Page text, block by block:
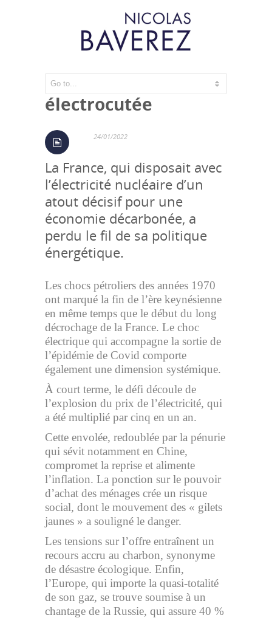
La France
électrocutée
24/01/2022
La France, qui disposait avec
l’électricité nucléaire d’un
atout décisif pour une
économie décarbonée, a
perdu le fil de sa politique
énergétique.
Les chocs pétroliers des années 1970
ont marqué la fin de l’ère keynésienne
en même temps que le début du long
décrochage de la France. Le choc
électrique qui accompagne la sortie de
l’épidémie de Covid comporte
également une dimension systémique.
À court terme, le défi découle de
l’explosion du prix de l’électricité, qui
a été multiplié par cinq en un an.
Cette envolée, redoublée par la pénurie
qui sévit notamment en Chine,
compromet la reprise et alimente
l’inflation. La ponction sur le pouvoir
d’achat des ménages crée un risque
social, dont le mouvement des « gilets
jaunes » a souligné le danger.
Les tensions sur l’offre entraînent un
recours accru au charbon, synonyme
de désastre écologique. Enfin,
l’Europe, qui importe la quasi-totalité
de son gaz, se trouve soumise à un
chantage de la Russie, qui assure 40 %